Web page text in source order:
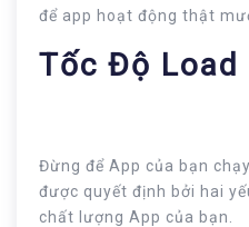
để app hoạt động thật
Tốc Độ Load
Đừng để App của bạn
được quyết định bởi hai
chất lượng App của bạn.